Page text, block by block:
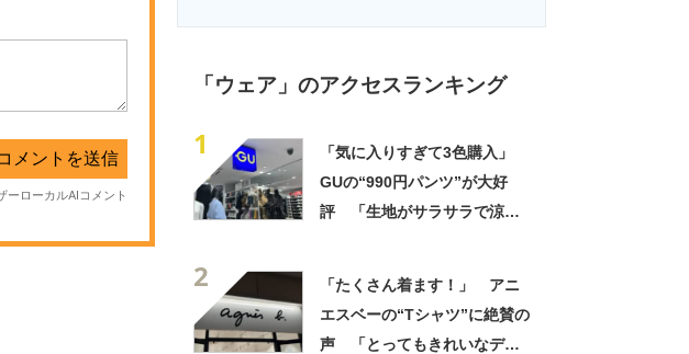
「ウェア」のアクセスランキング
1
「気に入りすぎて3色購入」
GUの“990円パンツ”が大好
評 「生地がサラサラで涼し
2
「たくさん着ます！」 アニ
エスベーの“Tシャツ”に絶賛の
声 「とってもきれいなデザ